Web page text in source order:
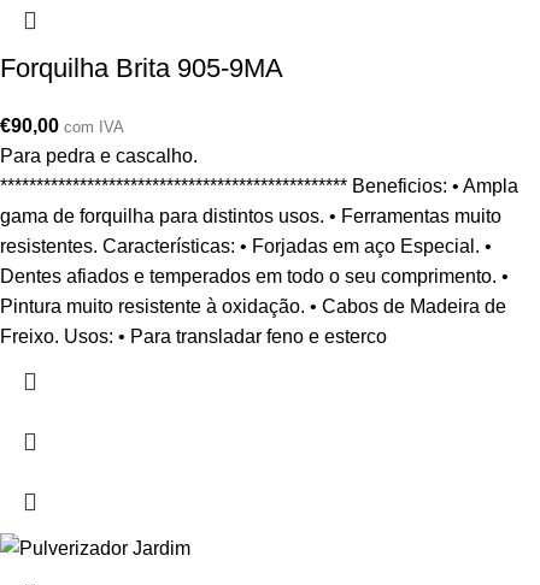
Forquilha Brita 905-9MA
€90,00 com IVA
Para pedra e cascalho.
************************************************ Beneficios: • Ampla
gama de forquilha para distintos usos. • Ferramentas muito
resistentes. Características: • Forjadas em aço Especial. •
Dentes afiados e temperados em todo o seu comprimento. •
Pintura muito resistente à oxidação. • Cabos de Madeira de
Freixo. Usos: • Para transladar feno e esterco